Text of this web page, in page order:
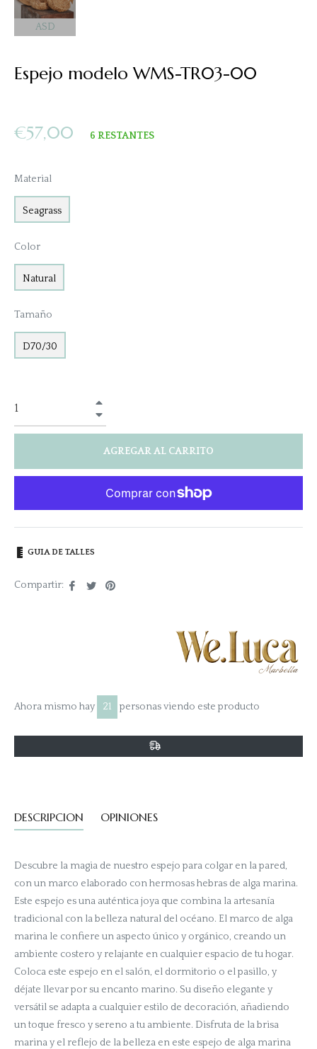
ASD
Espejo modelo WMS-TR03-00
Precio
habitual
€57,00 6 RESTANTES
Material
Seagrass
Color
Natural
Tamaño
D70/30
AGREGAR AL CARRITO
GUIA DE TALLES
Compartir:
Compartir
TuitearPinear
Ahora mismo hay 21 personas viendo este producto
DESCRIPCION OPINIONES
Descubre la magia de nuestro espejo para colgar en la pared,
con un marco elaborado con hermosas hebras de alga marina.
Este espejo es una auténtica joya que combina la artesanía
tradicional con la belleza natural del océano. El marco de alga
marina le confiere un aspecto único y orgánico, creando un
ambiente costero y relajante en cualquier espacio de tu hogar.
Coloca este espejo en el salón, el dormitorio o el pasillo, y
déjate llevar por su encanto marino. Su diseño elegante y
versátil se adapta a cualquier estilo de decoración, añadiendo
un toque fresco y sereno a tu ambiente. Disfruta de la brisa
marina y el reflejo de la belleza en este espejo de alga marina